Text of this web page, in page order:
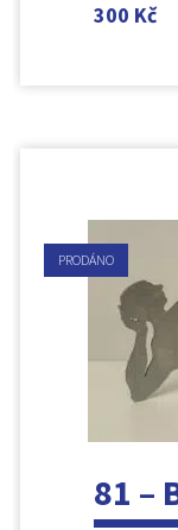
300 Kč
PRODÁNO
81 –